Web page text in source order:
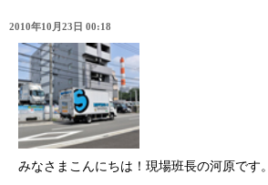
2010年10月23日 00:18
みなさまこんにちは！現場班長の河原です。